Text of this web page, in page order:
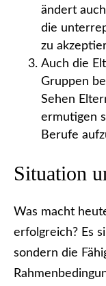
ändert
die
zu
Auch die
Gruppen
Sehen
ermutigen
Berufe
Situation
Was macht
erfolgreich? Es
sondern die